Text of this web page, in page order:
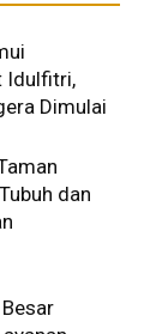
Idulfitri,
Dimulai
dan